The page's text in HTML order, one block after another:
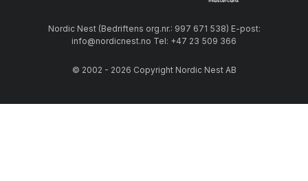
Nordic Nest (Bedriftens org.nr.: 997 671 538) E-post:
info@nordicnest.no Tel: +47 23 509 366
© 2002 - 2026 Copyright Nordic Nest AB